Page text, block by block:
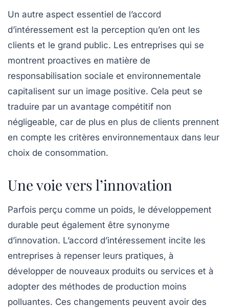
Un autre aspect essentiel de l’accord
d’intéressement est la perception qu’en ont les
clients et le grand public. Les entreprises qui se
montrent proactives en matière de
responsabilisation sociale et environnementale
capitalisent sur un image positive. Cela peut se
traduire par un avantage compétitif non
négligeable, car de plus en plus de clients prennent
en compte les critères environnementaux dans leur
choix de consommation.
Une voie vers l’innovation
Parfois perçu comme un poids, le développement
durable peut également être synonyme
d’innovation. L’accord d’intéressement incite les
entreprises à repenser leurs pratiques, à
développer de nouveaux produits ou services et à
adopter des méthodes de production moins
polluantes. Ces changements peuvent avoir des